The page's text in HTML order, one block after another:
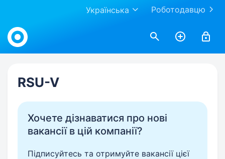
Роботодавцю
Українська
Work.ua
RSU-V
Хочете дізнаватися про нові
вакансії в цій компанії?
Підписуйтесь та отримуйте вакансії цієї